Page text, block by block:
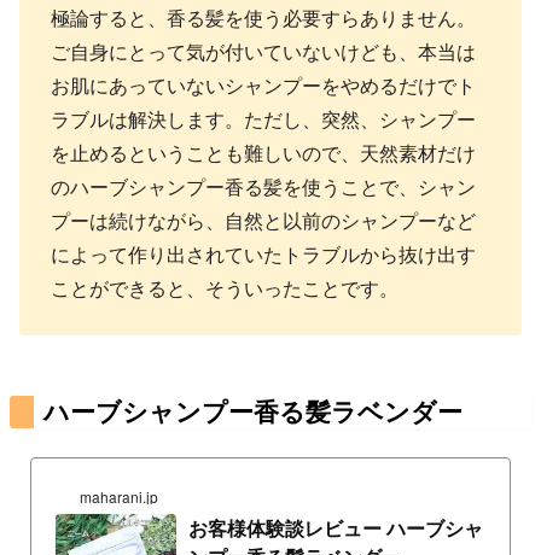
極論すると、香る髪を使う必要すらありません。
ご自身にとって気が付いていないけども、本当は
お肌にあっていないシャンプーをやめるだけでト
ラブルは解決します。ただし、突然、シャンプー
を止めるということも難しいので、天然素材だけ
のハーブシャンプー香る髪を使うことで、シャン
プーは続けながら、自然と以前のシャンプーなど
によって作り出されていたトラブルから抜け出す
ことができると、そういったことです。
ハーブシャンプー香る髪ラベンダー
maharani.jp
お客様体験談レビュー ハーブシャ